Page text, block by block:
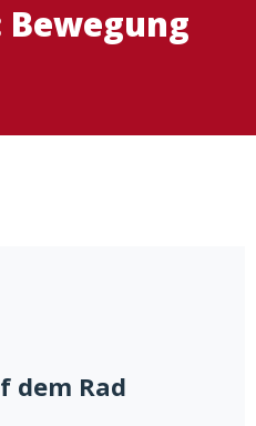
Bewegung
dem Rad